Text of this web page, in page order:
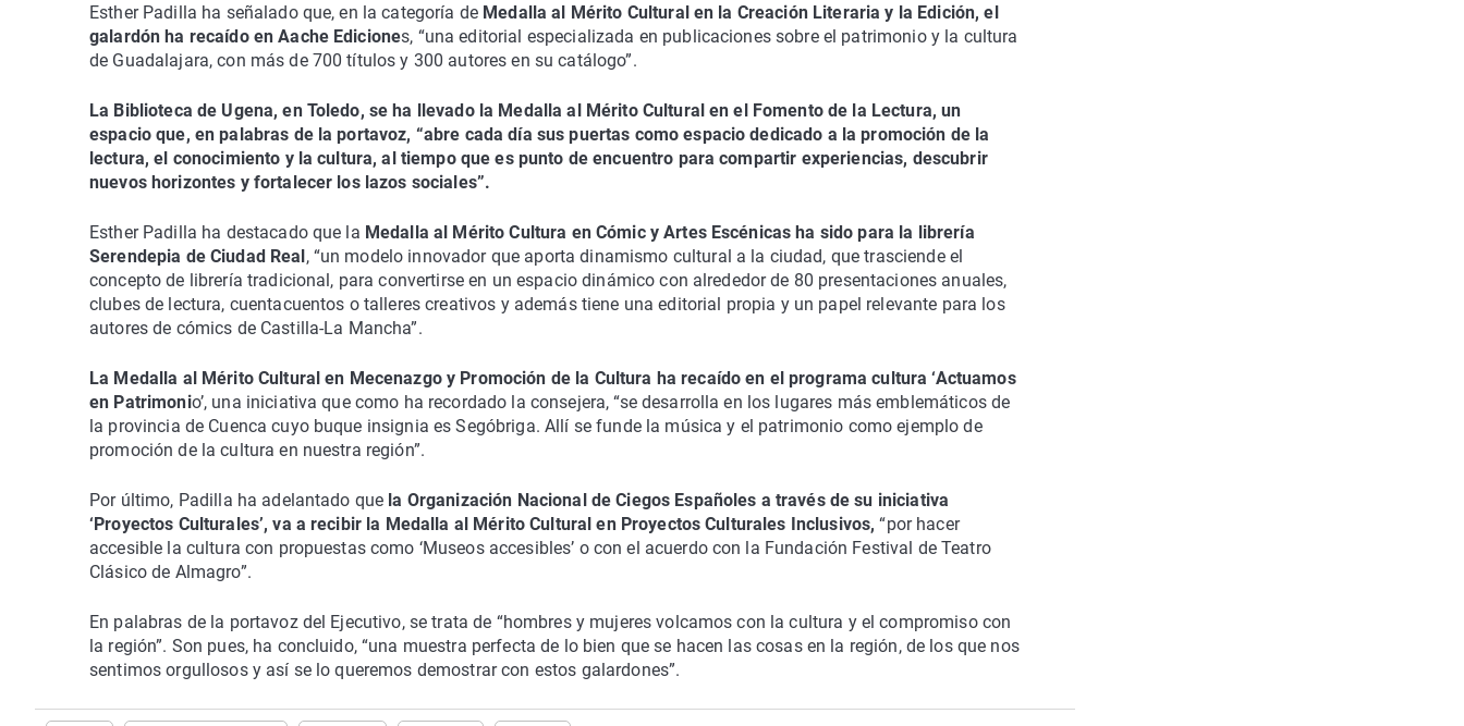
Esther Padilla ha señalado que, en la categoría de Medalla al Mérito Cultural en la Creación Literaria y la Edición, el
galardón ha recaído en Aache Ediciones, “una editorial especializada en publicaciones sobre el patrimonio y la cultura
de Guadalajara, con más de 700 títulos y 300 autores en su catálogo”.
La Biblioteca de Ugena, en Toledo, se ha llevado la Medalla al Mérito Cultural en el Fomento de la Lectura, un
espacio que, en palabras de la portavoz, “abre cada día sus puertas como espacio dedicado a la promoción de la
lectura, el conocimiento y la cultura, al tiempo que es punto de encuentro para compartir experiencias, descubrir
nuevos horizontes y fortalecer los lazos sociales”.
Esther Padilla ha destacado que la Medalla al Mérito Cultura en Cómic y Artes Escénicas ha sido para la librería
Serendepia de Ciudad Real , “un modelo innovador que aporta dinamismo cultural a la ciudad, que trasciende el
concepto de librería tradicional, para convertirse en un espacio dinámico con alrededor de 80 presentaciones anuales,
clubes de lectura, cuentacuentos o talleres creativos y además tiene una editorial propia y un papel relevante para los
autores de cómics de Castilla-La Mancha”.
La Medalla al Mérito Cultural en Mecenazgo y Promoción de la Cultura ha recaído en el programa cultura ‘Actuamos
en Patrimonio’, una iniciativa que como ha recordado la consejera, “se desarrolla en los lugares más emblemáticos de
la provincia de Cuenca cuyo buque insignia es Segóbriga. Allí se funde la música y el patrimonio como ejemplo de
promoción de la cultura en nuestra región”.
Por último, Padilla ha adelantado que la Organización Nacional de Ciegos Españoles a través de su iniciativa
‘Proyectos Culturales’, va a recibir la Medalla al Mérito Cultural en Proyectos Culturales Inclusivos, “por hacer
accesible la cultura con propuestas como ‘Museos accesibles’ o con el acuerdo con la Fundación Festival de Teatro
Clásico de Almagro”.
En palabras de la portavoz del Ejecutivo, se trata de “hombres y mujeres volcamos con la cultura y el compromiso con
la región”. Son pues, ha concluido, “una muestra perfecta de lo bien que se hacen las cosas en la región, de los que nos
sentimos orgullosos y así se lo queremos demostrar con estos galardones”.